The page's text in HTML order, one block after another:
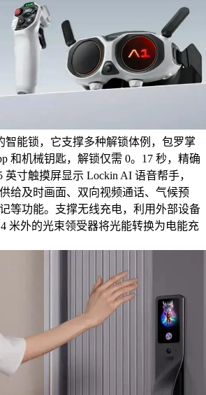
智能锁，它支撑多种解锁体例，包罗掌
和机械钥匙，解锁仅需 0。17 秒，精确
英寸触摸屏显示 Lockin AI 语音帮手，
给及时画面、双向视频通话、气候预
等功能。支撑无线充电，利用外部设备
4 米外的光束领受器将光能转换为电能充